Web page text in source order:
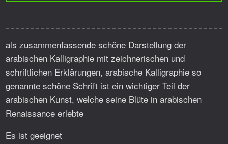
als zusammenfassende schöne Darstellung der
arabischen Kalligraphie mit zeichnerischen und
schriftlichen Erklärungen, arabische Kalligraphie so
genannte schöne Schrift ist ein wichtiger Teil der
arabischen Kunst, welche seine Blüte in arabischen
Renaissance erlebte
Es ist geeignet